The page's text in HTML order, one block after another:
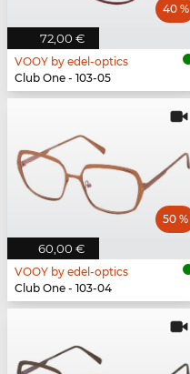
72,00 €
40 %
VOOY by edel-optics
Club One - 103-05
60,00 €
50 %
VOOY by edel-optics
Club One - 103-04